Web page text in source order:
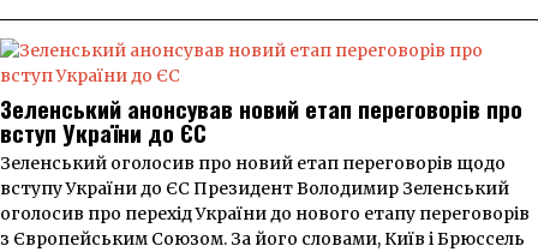
Зеленський анонсував новий етап переговорів про
вступ України до ЄС
Зеленський оголосив про новий етап переговорів щодо
вступу України до ЄС Президент Володимир Зеленський
оголосив про перехід України до нового етапу переговорів
з Європейським Союзом. За його словами, Київ і Брюссель